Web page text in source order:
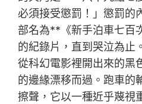
必須接受懲罰！」懲罰的
部名為**《新手泊車七百
的紀錄片，直到哭泣為止
從科幻電影裡開出來的黑
的邊緣漂移而過。跑車的
擦聲，它以一種近乎蔑視